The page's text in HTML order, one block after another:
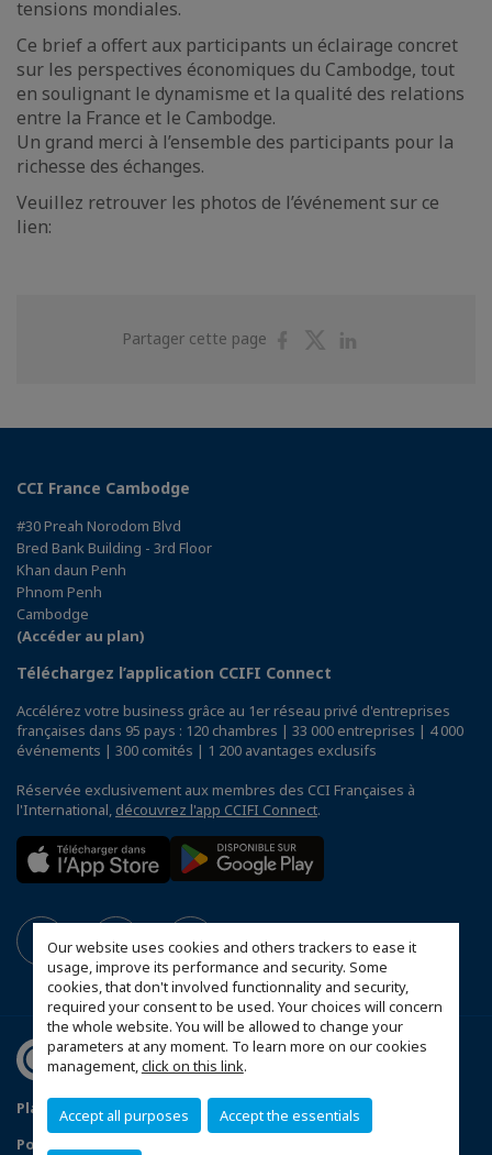
Our website uses cookies and others trackers to ease it
usage, improve its performance and security. Some
cookies, that don't involved functionnality and security,
required your consent to be used. Your choices will concern
the whole website. You will be allowed to change your
parameters at any moment. To learn more on our cookies
management,click on this link.
Accept all purposes Accept the essentials
tensions mondiales.
Ce brief a offert aux participants un éclairage concret
sur les perspectives économiques du Cambodge, tout
en soulignant le dynamisme et la qualité des relations
entre la France et le Cambodge.
Un grand merci à l’ensemble des participants pour la
richesse des échanges.
Veuillez retrouver les photos de l’événement sur ce
lien:
Partager cette page
PartagerPartager
CCI France Cambodge
#30 Preah Norodom Blvd
Bred Bank Building - 3rd Floor
Khan daun Penh
Phnom Penh
Cambodge
(Accéder au plan)
Téléchargez l’application CCIFI Connect
Accélérez votre business grâce au 1er réseau privé d'entreprises
françaises dans 95 pays : 120 chambres | 33 000 entreprises | 4 000
événements | 300 comités | 1 200 avantages exclusifs
Réservée exclusivement aux membres des CCI Françaises à
l'International, découvrez l'app CCIFI Connect.
Plan du site
Mentions légales
Politique de confidentialité